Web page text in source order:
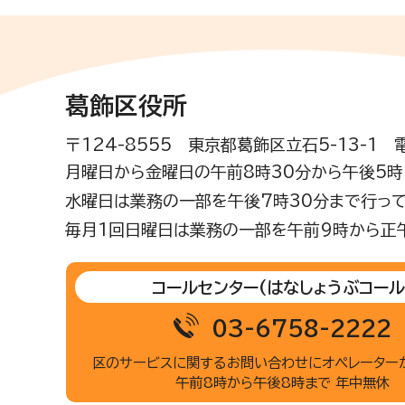
葛飾区役所
〒124-8555 東京都葛飾区立石5-13-1
月曜日から金曜日の午前8時30分から午後5
水曜日は業務の一部を午後7時30分まで行って
毎月1回日曜日は業務の一部を午前9時から正
コールセンター(はなしょうぶコー
03-6758-2222
区のサービスに関するお問い合わせにオペレーター
午前8時から午後8時まで 年中無休